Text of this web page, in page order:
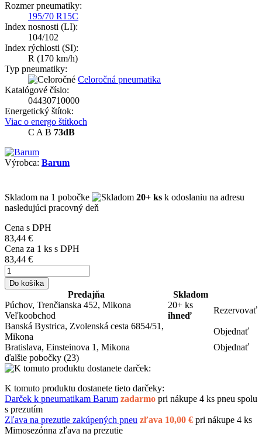
Rozmer pneumatiky:
195/70 R15C
Index nosnosti (LI):
104/102
Index rýchlosti (SI):
R (170 km/h)
Typ pneumatiky:
Celoročná pneumatika
Katalógové číslo:
04430710000
Energetický štítok:
Viac o energo štítkoch
C A B 73dB
Výrobca: Barum
Skladom na 1 pobočke 20+ ks k odoslaniu na adresu
nasledujúci pracovný deň
Cena s DPH
83,44 €
Cena za 1 ks s DPH
83,44 €
Do košíka
Predajňa
Skladom
Púchov, Trenčianska 452, Mikona
Veľkoobchod
20+ ks
ihneď
Rezervovať
Banská Bystrica, Zvolenská cesta 6854/51,
Mikona
Objednať
Bratislava, Einsteinova 1, Mikona
Objednať
ďalšie pobočky (23)
K tomuto produktu dostanete tieto darčeky:
Darček k pneumatikam Barum zadarmo pri nákupe 4 ks pneu spolu
s prezutím
Zľava na prezutie zakúpených pneu zľava 10,00 € pri nákupe 4 ks
Mimosezónna zľava na prezutie